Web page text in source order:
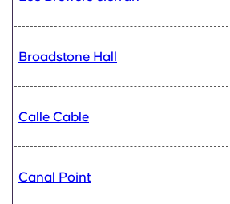
Broadstone Hall
Calle Cable
Canal Point